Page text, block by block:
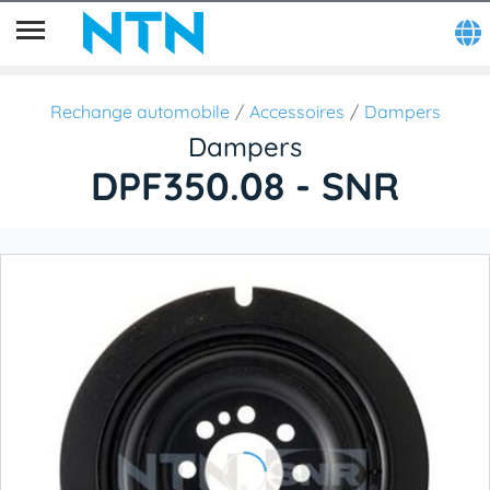
Rechange automobile Accessoires Dampers
Dampers
DPF350.08 - SNR